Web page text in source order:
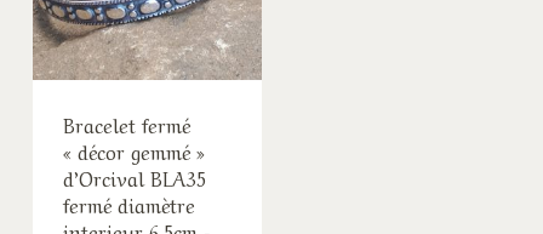
Bracelet fermé
« décor gemmé »
d’Orcival BLA35
fermé diamètre